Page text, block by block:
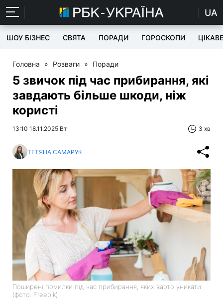
UA
ШОУ БІЗНЕС СВЯТА ПОРАДИ ГОРОСКОПИ ЦІКАВЕ
Головна » Розваги » Поради
5 звичок під час прибирання, які
завдають більше шкоди, ніж
користі
13:10 18.11.2025 Вт 3 хв
ТЕТЯНА САМАРУК
Поширені помилки під час прибирання, яких варто уникати
(фото: Freepik)